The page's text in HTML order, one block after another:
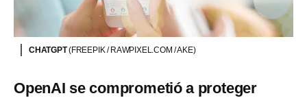
CHATGPT(FREEPIK / RAWPIXEL.COM / AKE)
OpenAI se comprometió a proteger